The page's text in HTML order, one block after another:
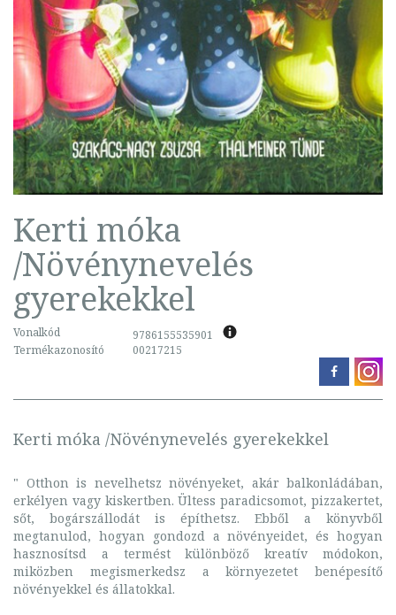
Kerti móka
/Növénynevelés
gyerekekkel
Vonalkód
9786155535901
Termékazonosító
00217215
Kerti móka /Növénynevelés gyerekekkel
" Otthon is nevelhetsz növényeket, akár balkonládában,
erkélyen vagy kiskertben. Ültess paradicsomot, pizzakertet,
sőt, bogárszállodát is építhetsz. Ebből a könyvből
megtanulod, hogyan gondozd a növényeidet, és hogyan
hasznosítsd a termést különböző kreatív módokon,
miközben megismerkedsz a környezetet benépesítő
növényekkel és állatokkal.